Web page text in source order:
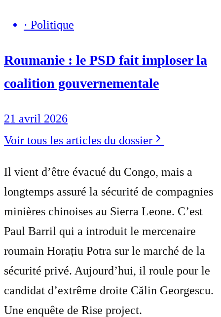
· Politique
Roumanie : le PSD fait imploser la
coalition gouvernementale
21 avril 2026
Voir tous les articles du dossier
Il vient d’être évacué du Congo, mais a
longtemps assuré la sécurité de compagnies
minières chinoises au Sierra Leone. C’est
Paul Barril qui a introduit le mercenaire
roumain Horațiu Potra sur le marché de la
sécurité privé. Aujourd’hui, il roule pour le
candidat d’extrême droite Călin Georgescu.
Une enquête de Rise project.